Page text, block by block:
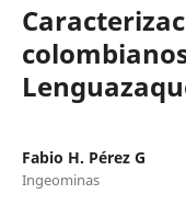
Fabio H. Pérez G
Ingeominas